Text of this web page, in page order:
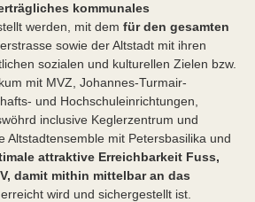
kommunales
werden, mit dem für den gesamten
sowie der Altstadt mit ihren
sozialen und kulturellen Zielen bzw.
mit MVZ, Johannes-Turmair-
und Hochschuleinrichtungen,
inclusive Keglerzentrum und
Altstadtensemble mit Petersbasilika und
attraktive Erreichbarkeit Fuss,
damit mithin mittelbar an das
, erreicht wird und sichergestellt ist.